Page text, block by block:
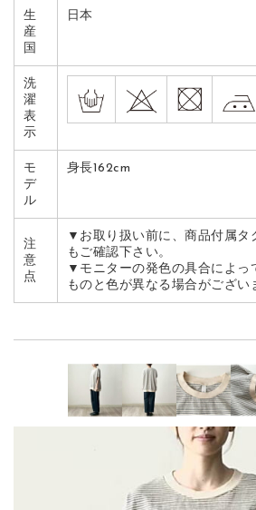
生
産
国
日本
洗
濯
表
示
モ
デ
ル
身長162cm
注
意
点
▼お取り扱い前に、商品付属タ
もご確認下さい。
▼モニターの発色の具合によっ
ものと色が異なる場合がござい